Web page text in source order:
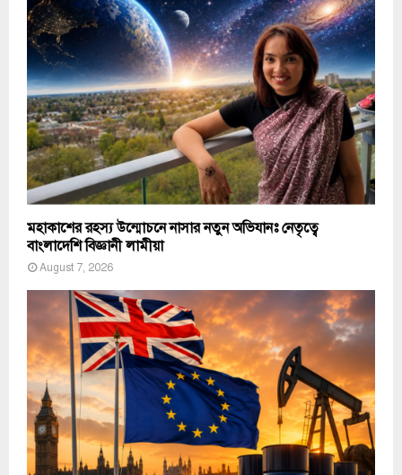
মহাকাশের রহস্য উন্মোচনে নাসার নতুন অভিযানঃ নেতৃত্বে
বাংলাদেশি বিজ্ঞানী লামীয়া
August 7, 2026